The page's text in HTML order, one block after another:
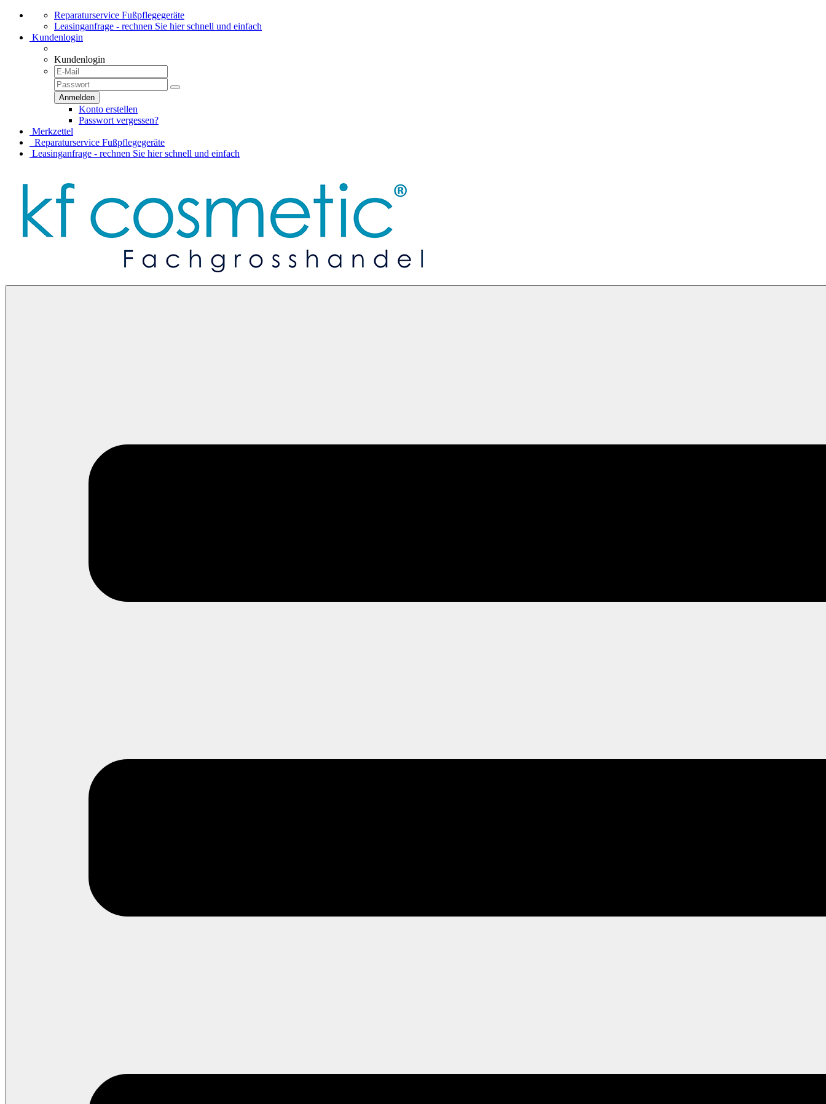
Reparaturservice Fußpflegegeräte
Leasinganfrage - rechnen Sie hier schnell und einfach
Kundenlogin
Kundenlogin
Konto erstellen
Passwort vergessen?
Merkzettel
Reparaturservice Fußpflegegeräte
Leasinganfrage - rechnen Sie hier schnell und einfach